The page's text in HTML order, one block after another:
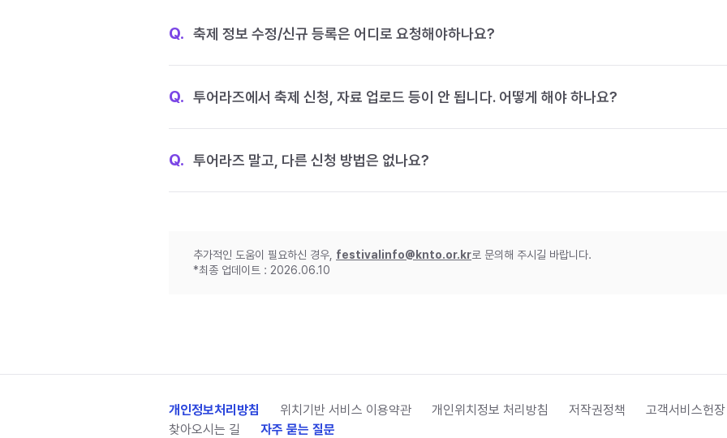
Q. 축제 정보 수정/신규 등록은 어디로 요청해야하나요?
Q. 투어라즈에서 축제 신청, 자료 업로드 등이 안 됩니다. 어떻게 해야 하나요?
Q. 투어라즈 말고, 다른 신청 방법은 없나요?
추가적인 도움이 필요하신 경우, festivalinfo@knto.or.kr로 문의해 주시길 바랍니다.
*최종 업데이트 : 2026.06.10
개인정보처리방침 위치기반 서비스 이용약관 개인위치정보 처리방침 저작권정책 고객서비스헌장
찾아오시는 길
자주 묻는 질문